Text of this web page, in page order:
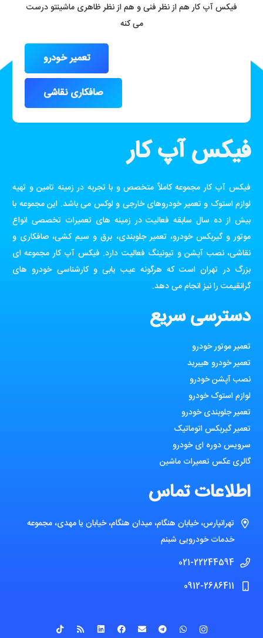
فیکس آپ کار هم از نظر فنی و هم از نظر ظاهری ماشینتو درست
می کنه
تعمیر خودرو
صافکاری نقاشی
فیکس آپ کار
فیکس آپ کار مجموعه کاملاً متخصص و با تجربه در زمینه تامین و تهیه
لوازم استوک و تعمیر خودروهای خارجی و لوکس می باشد. این مجموعه با
بیش از ده سال سابقه فعالیت در زمینه های تعمیرات تخصصی انواع
موتور و گیربکس خودرو، تعمیر جلوبندی، برق و سیم کشی، صافکاری و
نقاشی، نصب آپشن و تیونینگ فعالیت دارد. فیکس آپ کار مجموعه ای
بزرگ در تهران است که هرگونه عیب یابی و کارشناسی خودرو های
گرانقیمت را نیز انجام می دهد.
دسترسی سریع
تعمیر موتور خودرو
تعمیر خودرو هیبرید
نصب آپشن خودرو
لوازم استوک خودرو
تعمیر جلوبندی خودرو
تعمیر گیربکس اتوماتیک
سرویس دوره ای خودرو
گالری عکس تعمیرات ماشین
اطلاعات تماس
تهرانپارس، خیابان هنگام، میدان هنگام، خیابان یا مهدی، مجموعه
خدمات خودرویی شبنم
021-22244594
0912-2686411